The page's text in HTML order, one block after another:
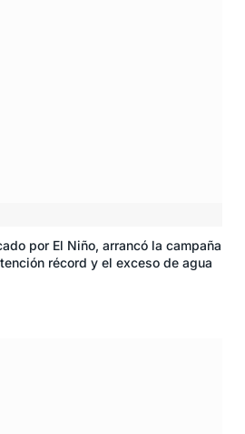
por El Niño, arrancó la campaña
récord y el exceso de agua